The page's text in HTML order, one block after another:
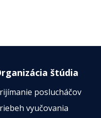
štúdia
poslucháčov
vyučovania